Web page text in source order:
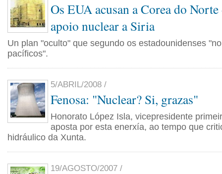
Os EUA acusan a Corea do
apoio nuclear a Siria
Un plan "oculto" que segundo os estadounidenses
pacíficos".
5/ABRIL/2008 /
Fenosa: "Nuclear? Si, grazas"
Honorato López Isla, vicepresidente
aposta por esta enerxía, ao tempo que
hidráulico da Xunta.
19/AGOSTO/2007 /